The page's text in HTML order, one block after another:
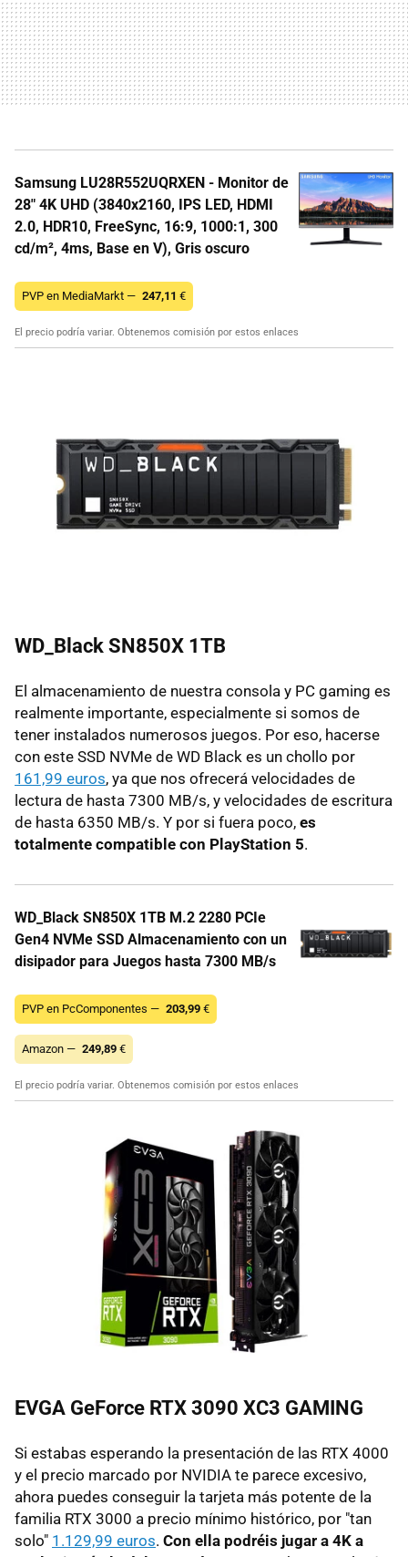
Samsung LU28R552UQRXEN - Monitor de
28" 4K UHD (3840x2160, IPS LED, HDMI
2.0, HDR10, FreeSync, 16:9, 1000:1, 300
cd/m², 4ms, Base en V), Gris oscuro
PVP en MediaMarkt — 247,11 €
El precio podría variar. Obtenemos comisión por estos enlaces
WD_Black SN850X 1TB
El almacenamiento de nuestra consola y PC gaming es
realmente importante, especialmente si somos de
tener instalados numerosos juegos. Por eso, hacerse
con este SSD NVMe de WD Black es un chollo por
161,99 euros, ya que nos ofrecerá velocidades de
lectura de hasta 7300 MB/s, y velocidades de escritura
de hasta 6350 MB/s. Y por si fuera poco, es
totalmente compatible con PlayStation 5.
WD_Black SN850X 1TB M.2 2280 PCIe
Gen4 NVMe SSD Almacenamiento con un
disipador para Juegos hasta 7300 MB/s
PVP en PcComponentes — 203,99 €
Amazon — 249,89 €
El precio podría variar. Obtenemos comisión por estos enlaces
EVGA GeForce RTX 3090 XC3 GAMING
Si estabas esperando la presentación de las RTX 4000
y el precio marcado por NVIDIA te parece excesivo,
ahora puedes conseguir la tarjeta más potente de la
familia RTX 3000 a precio mínimo histórico, por "tan
solo" 1.129,99 euros. Con ella podréis jugar a 4K a